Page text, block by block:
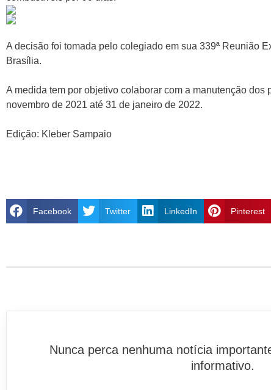
A decisão foi tomada pelo colegiado em sua 339ª Reunião
Brasília.
A medida tem por objetivo colaborar com a manutenção dos
novembro de 2021 até 31 de janeiro de 2022.
Edição: Kleber Sampaio
Facebook Twitter LinkedIn Pinterest
Nunca perca nenhuma notícia
informativo.